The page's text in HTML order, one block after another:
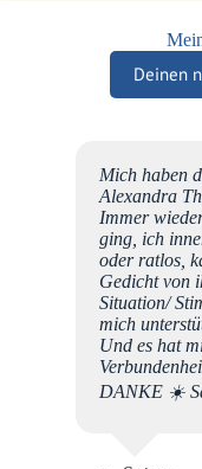
Deinen
Mich haben
Alexandra
Immer
ging, ich
oder ratlos,
Gedicht von
Situation/
mich
Und es hat
DANKE ☀️